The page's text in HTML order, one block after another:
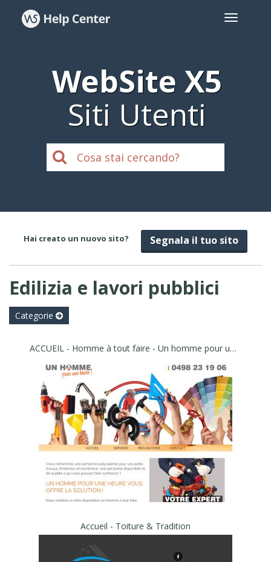
WebSite X5
Siti Utenti
Hai creato un nuovo sito? Segnala il tuo sito
Edilizia e lavori pubblici
Categorie
ACCUEIL - Homme à tout faire - Un homme pour une heure | Homme à tout faire | Entreprise de services à domicile | 4141 Louveigné | Liège | Belgique
Accueil - Toiture & Tradition